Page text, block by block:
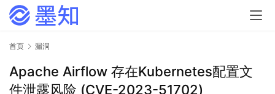
首页 漏洞
Apache Airflow 存在Kubernetes配置文
件泄露风险 (CVE-2023-51702)